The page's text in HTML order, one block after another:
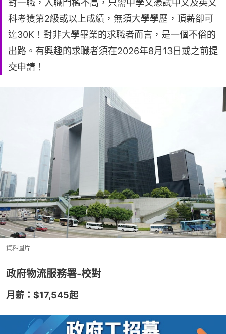
對一職，入職門檻不高，只需中學文憑試中文及英文
科考獲第2級或以上成績，無須大學學歷，頂薪卻可
達30K！對非大學畢業的求職者而言，是一個不俗的
出路。有興趣的求職者須在2026年8月13日或之前提
交申請！
資料圖片
政府物流服務署-校對
月薪：$17,545起